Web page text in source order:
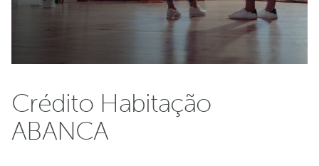
Crédito Habitação
ABANCA